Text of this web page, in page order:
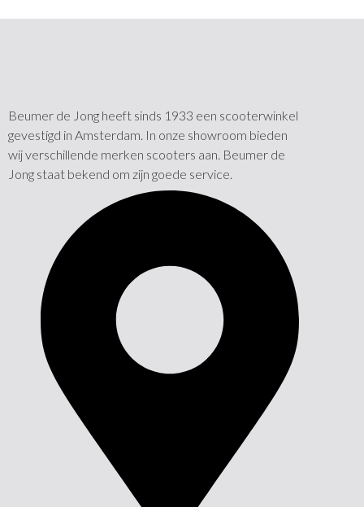
Beumer de Jong heeft sinds 1933 een scooterwinkel
gevestigd in Amsterdam. In onze showroom bieden
wij verschillende merken scooters aan. Beumer de
Jong staat bekend om zijn goede service.